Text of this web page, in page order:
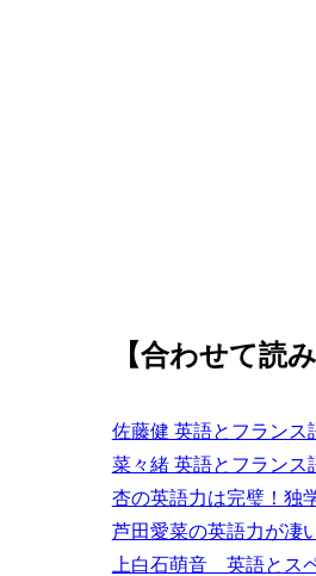
【合わせて読
佐藤健 英語とフランス
菜々緒 英語とフランス
杏の英語力は完璧！独
芦田愛菜の英語力が凄
上白石萌音 英語とス